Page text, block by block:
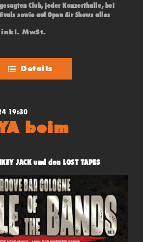
Club, jeder Konzerthalle, bei
sowie auf Open Air Shows alles
inkl. MwSt.
Details
19:30
beim
JACK und den LOST TAPES